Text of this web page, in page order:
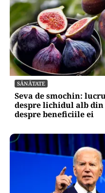
SĂNĂTATE
Seva de smochin:
despre lichidul alb
despre beneficiile ei